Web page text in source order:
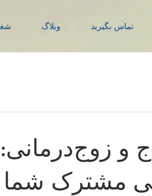
وبلاگ تماس بگیرید
و زوج‌درمانی:
مشترک